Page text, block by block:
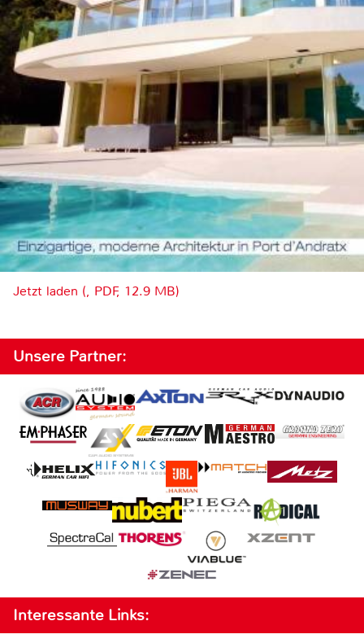
Jetzt laden (, PDF, 12.9 MB)
Unsere Partner:
Interessante Links: